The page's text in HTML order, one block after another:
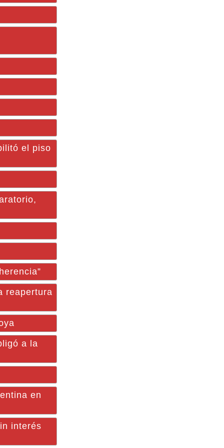
el piso
reapertura
a la
en
interés